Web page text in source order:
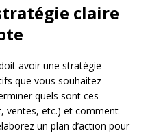
claire
avoir une stratégie
que vous souhaitez
quels sont ces
ventes, etc.) et comment
un plan d’action pour